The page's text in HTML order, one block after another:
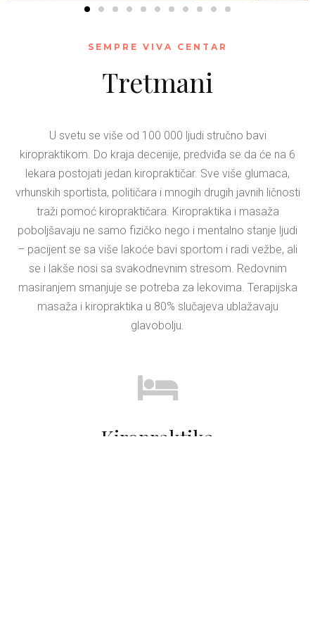
SEMPRE VIVA CENTAR
Tretmani
U svetu se više od 100 000 ljudi stručno bavi
kiropraktikom. Do kraja decenije, predviđa se da će na 6
lekara postojati jedan kiropraktičar. Sve više glumaca,
vrhunskih sportista, političara i mnogih drugih javnih ličnosti
traži pomoć kiropraktičara. Kiropraktika i masaža
poboljšavaju ne samo fizičko nego i mentalno stanje ljudi
– pacijent se sa više lakoće bavi sportom i radi vežbe, ali
se i lakše nosi sa svakodnevnim stresom. Redovnim
masiranjem smanjuje se potreba za lekovima. Terapijska
masaža i kiropraktika u 80% slučajeva ublažavaju
glavobolju.
Kiropraktika